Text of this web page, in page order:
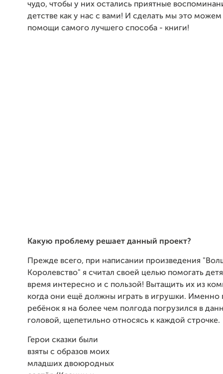
чудо, чтобы у них остались приятные
детстве как у нас с вами! И сделать мы это
помощи самого лучшего способа - книги!
Какую проблему решает данный проект?
Прежде всего, при написании произведения
Королевство" я считал своей целью помогать
время интересно и с пользой! Вытащить их из
когда они ещё должны играть в игрушки. Именно
ребёнок я на более чем полгода погрузился в
головой, щепетильно относясь к каждой строчке.
Герои сказки были
взяты с образов моих
младших двоюродных